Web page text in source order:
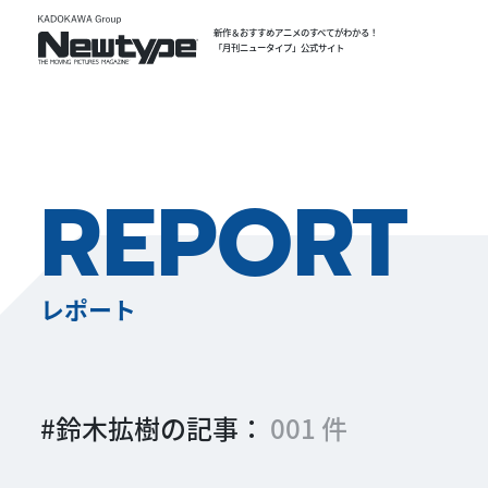
新作＆おすすめアニメのすべてがわかる！
「月刊ニュータイプ」公式サイト
REPORT
レポート
#鈴木拡樹の記事： 001 件